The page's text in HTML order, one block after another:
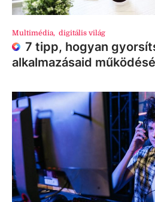
Multimédia, digitális világ
7 tipp, hogyan
alkalmazásaid